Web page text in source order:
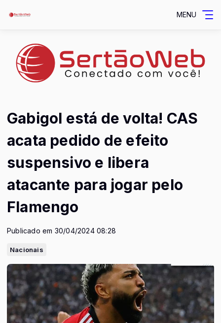
MENU
Gabigol está de volta! CAS
acata pedido de efeito
suspensivo e libera
atacante para jogar pelo
Flamengo
Publicado em 30/04/2024 08:28
Nacionais